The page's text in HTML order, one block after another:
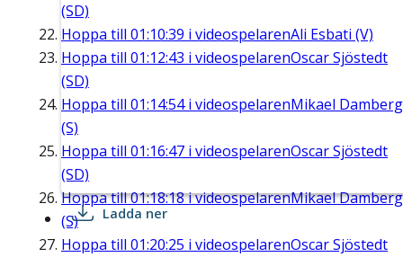
(SD)
Hoppa till 01:10:39 i videospelarenAli Esbati (V)
Hoppa till 01:12:43 i videospelarenOscar Sjöstedt
(SD)
Hoppa till 01:14:54i videospelarenMikael Damberg
(S)
Hoppa till 01:16:47 i videospelarenOscar Sjöstedt
(SD)
Hoppa till01:18:18i videospelarenMikael Damberg
(S)
Hoppa till 01:20:25 i videospelarenOscar Sjöstedt
Ladda ner